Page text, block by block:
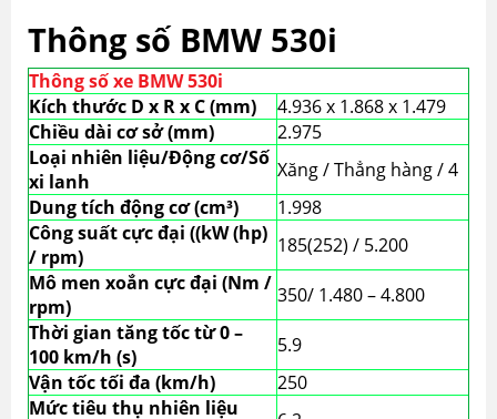
Thông số BMW 530i
Thông số xe BMW 530i
Kích thước D x R x C (mm)
4.936 x 1.868 x 1.479
Chiều dài cơ sở (mm)
2.975
Loại nhiên liệu/Động cơ/Số
xi lanh
Xăng / Thẳng hàng / 4
Dung tích động cơ (cm³)
1.998
Công suất cực đại ((kW (hp)
/ rpm)
185(252) / 5.200
Mô men xoắn cực đại (Nm /
rpm)
350/ 1.480 – 4.800
Thời gian tăng tốc từ 0 –
100 km/h (s)
5.9
Vận tốc tối đa (km/h)
250
Mức tiêu thụ nhiên liệu